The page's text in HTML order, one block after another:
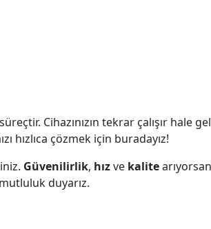
Cihazınızın tekrar çalışır hale
hızlıca çözmek için buradayız!
Güvenilirlik, hızve kalite
duyarız.